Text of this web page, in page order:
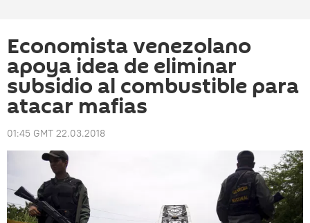
Economista venezolano
apoya idea de eliminar
subsidio al combustible para
atacar mafias
01:45 GMT 22.03.2018